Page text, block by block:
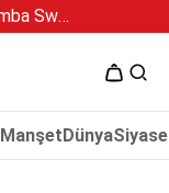
5 Ağustos 2026 Çarşamba Swan Özel 2
ManşetDünya